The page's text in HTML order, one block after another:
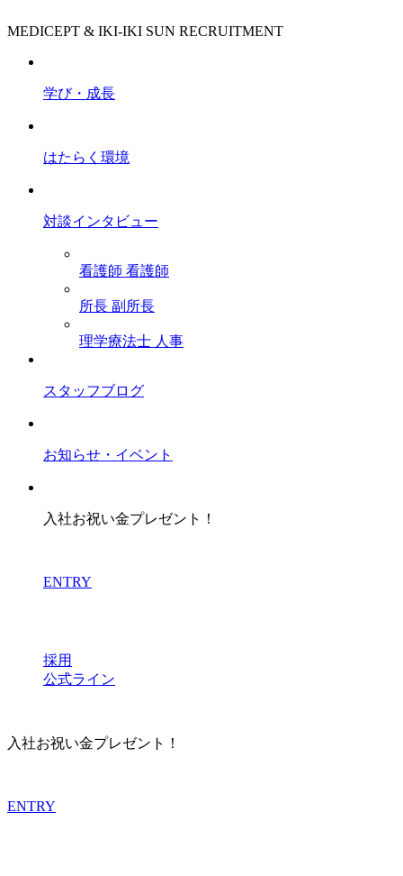
MEDICEPT & IKI-IKI SUN RECRUITMENT
学び・成長
はたらく環境
対談インタビュー
看護師 看護師
所長 副所長
理学療法士 人事
スタッフブログ
お知らせ・イベント
入社お祝い金プレゼント！
ENTRY
採用
公式ライン
入社お祝い金プレゼント！
ENTRY